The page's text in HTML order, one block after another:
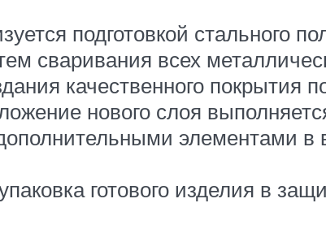
подготовкой стального
сваривания всех
качественного покрытия
нового слоя
элементами
готового изделия в